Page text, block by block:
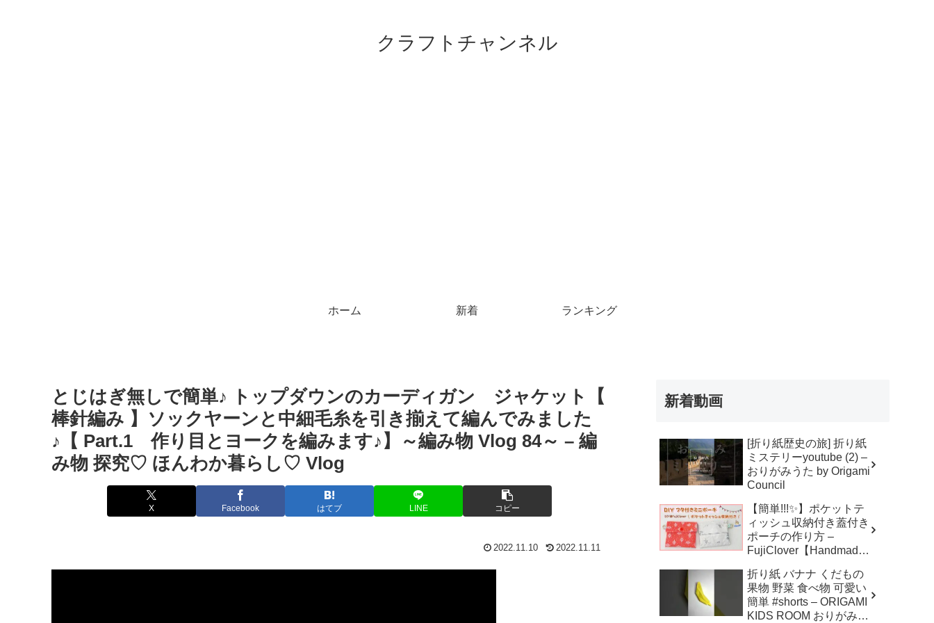
クラフトチャンネル
ホーム 新着 ランキング
とじはぎ無しで簡単♪ トップダウンのカーディガン ジャケット【
棒針編み 】ソックヤーンと中細毛糸を引き揃えて編んでみました
♪【 Part.1 作り目とヨークを編みます♪】～編み物 Vlog 84～ – 編
み物 探究♡ ほんわか暮らし♡ Vlog
X Facebook はてブ LINE コピー
2022.11.10 2022.11.11
新着動画
[折り紙歴史の旅] 折り紙
ミステリーyoutube (2) –
おりがみうた by Origami
Council
【簡単!!!✨】ポケットテ
ィッシュ収納付き蓋付き
ポーチの作り方 –
FujiClover【Handmade
折り紙 バナナ くだもの
果物 野菜 食べ物 可愛い
簡単 #shorts – ORIGAMI
KIDS ROOM おりがみキ